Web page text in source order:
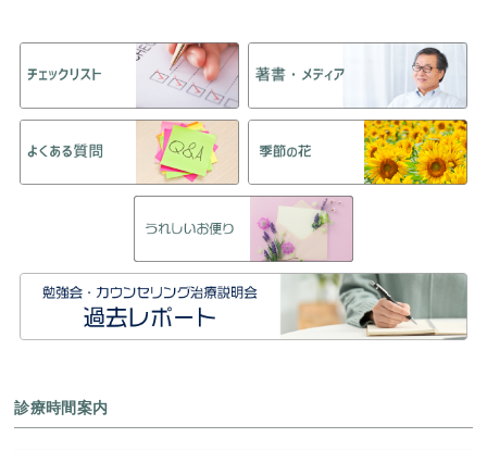
診療時間案内